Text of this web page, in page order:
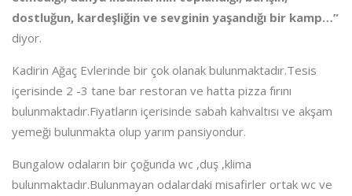
dostluğun, kardeşliğin ve sevginin yaşandığı bir kamp…”
diyor.
Kadirin Ağaç Evlerinde bir çok olanak bulunmaktadır.Tesis
içerisinde 2 -3 tane bar restoran ve hatta pizza fırını
bulunmaktadır.Fiyatların içerisinde sabah kahvaltısı ve akşam
yemeği bulunmakta olup yarım pansiyondur.
Bungalow odaların bir çoğunda wc ,duş ,klima
bulunmaktadır.Bulunmayan odalardaki misafirler ortak wc ve